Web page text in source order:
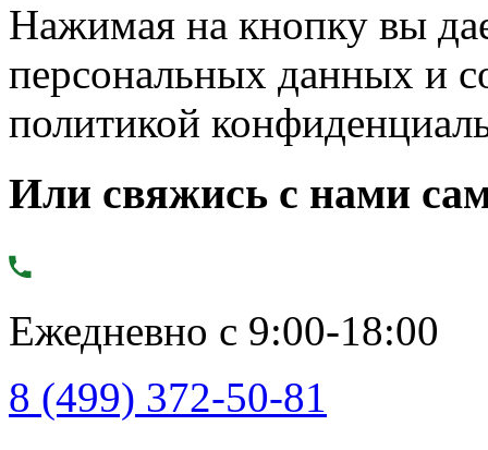
Нажимая на кнопку вы
персональных данных и
политикой
Или свяжись с нами
Ежедневно с 9:00-18:00
8 (499) 372-50-81